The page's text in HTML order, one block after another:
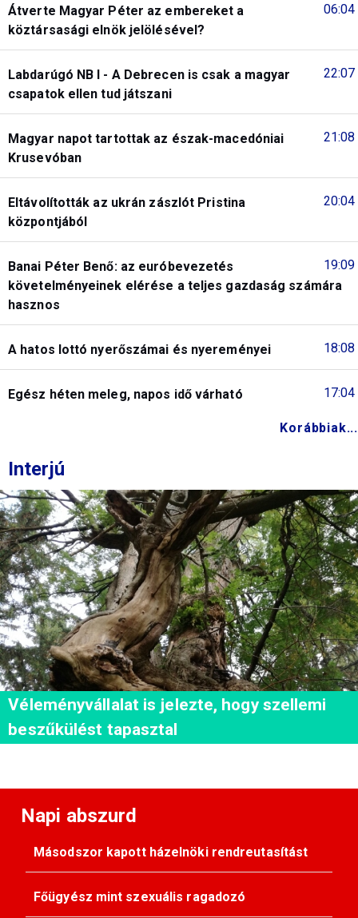
06:04
Átverte Magyar Péter az embereket a
köztársasági elnök jelölésével?
22:07
Labdarúgó NB I - A Debrecen is csak a magyar
csapatok ellen tud játszani
21:08
Magyar napot tartottak az észak-macedóniai
Krusevóban
20:04
Eltávolították az ukrán zászlót Pristina
központjából
19:09
Banai Péter Benő: az euróbevezetés
követelményeinek elérése a teljes gazdaság számára
hasznos
18:08
A hatos lottó nyerőszámai és nyereményei
17:04
Egész héten meleg, napos idő várható
Korábbiak...
Interjú
Véleményvállalat is jelezte, hogy szellemi
beszűkülést tapasztal
Napi abszurd
Másodszor kapott házelnöki rendreutasítást
Főügyész mint szexuális ragadozó